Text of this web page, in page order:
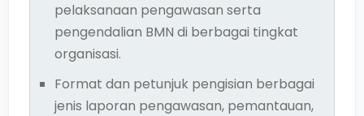
pelaksanaan pengawasan serta
pengendalian BMN di berbagai tingkat
organisasi.
Format dan petunjuk pengisian berbagai
jenis laporan pengawasan, pemantauan,